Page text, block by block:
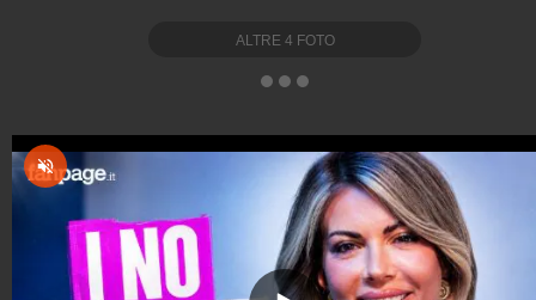
ALTRE 4 FOTO